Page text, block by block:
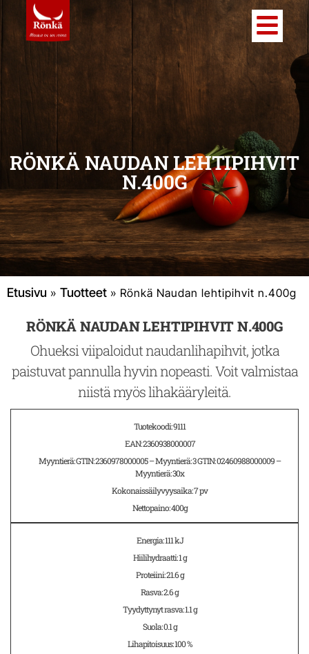
RÖNKÄ NAUDAN LEHTIPIHVIT
N.400G
Etusivu » Tuotteet » Rönkä Naudan lehtipihvit n.400g
RÖNKÄ NAUDAN LEHTIPIHVIT N.400G
Ohueksi viipaloidut naudanlihapihvit, jotka
paistuvat pannulla hyvin nopeasti. Voit valmistaa
niistä myös lihakääryleitä.
Tuotekoodi: 9111
EAN: 2360938000007
Myyntierä: GTIN: 2360978000005 – Myyntierä: 3 GTIN: 02460988000009 –
Myyntierä: 30x
Kokonaissäilyvyysaika: 7 pv
Nettopaino: 400g
Energia: 111 kJ
Hiilihydraatti: 1 g
Proteiini: 21.6 g
Rasva: 2.6 g
Tyydyttynyt rasva: 1.1 g
Suola: 0.1 g
Lihapitoisuus: 100 %